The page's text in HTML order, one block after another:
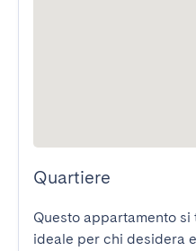
Quartiere
Questo appartamento
ideale per chi desidera